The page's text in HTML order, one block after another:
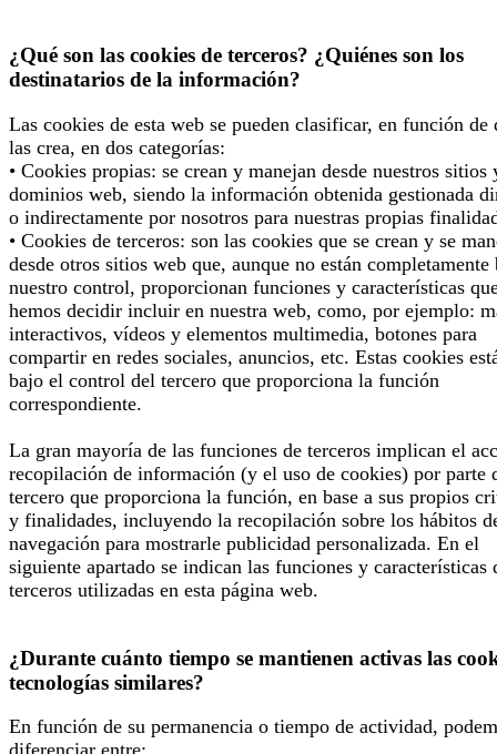
¿Qué son las cookies de terceros? ¿Quiénes son los
destinatarios de la información?
Las cookies de esta web se pueden clasificar, en función de
las crea, en dos categorías:
• Cookies propias: se crean y manejan desde nuestros sitios
dominios web, siendo la información obtenida gestionada
o indirectamente por nosotros para nuestras propias
• Cookies de terceros: son las cookies que se crean y se
desde otros sitios web que, aunque no están completamente
nuestro control, proporcionan funciones y características
hemos decidir incluir en nuestra web, como, por ejemplo:
interactivos, vídeos y elementos multimedia, botones para
compartir en redes sociales, anuncios, etc. Estas cookies
bajo el control del tercero que proporciona la función
correspondiente.
La gran mayoría de las funciones de terceros implican el
recopilación de información (y el uso de cookies) por parte
tercero que proporciona la función, en base a sus propios
y finalidades, incluyendo la recopilación sobre los hábitos
navegación para mostrarle publicidad personalizada. En el
siguiente apartado se indican las funciones y características
terceros utilizadas en esta página web.
¿Durante cuánto tiempo se mantienen activas las
tecnologías similares?
En función de su permanencia o tiempo de actividad,